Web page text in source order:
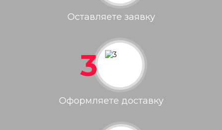
Оставляете заявку
3
Оформляете доставку